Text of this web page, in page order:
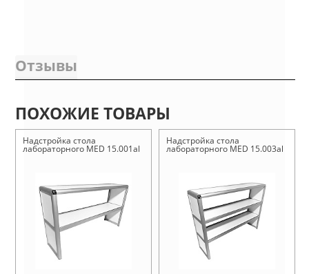
Отзывы
ПОХОЖИЕ ТОВАРЫ
Надстройка стола
лабораторного MED 15.001al
Надстройка стола
лабораторного MED 15.003al